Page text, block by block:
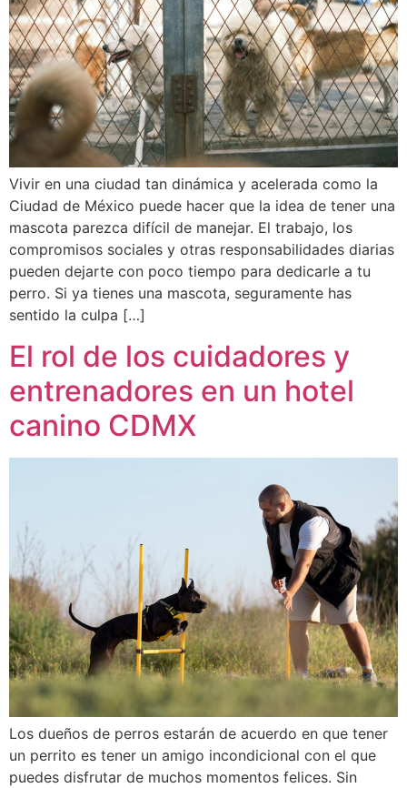
Vivir en una ciudad tan dinámica y acelerada como la
Ciudad de México puede hacer que la idea de tener una
mascota parezca difícil de manejar. El trabajo, los
compromisos sociales y otras responsabilidades diarias
pueden dejarte con poco tiempo para dedicarle a tu
perro. Si ya tienes una mascota, seguramente has
sentido la culpa […]
El rol de los cuidadores y
entrenadores en un hotel
canino CDMX
Los dueños de perros estarán de acuerdo en que tener
un perrito es tener un amigo incondicional con el que
puedes disfrutar de muchos momentos felices. Sin